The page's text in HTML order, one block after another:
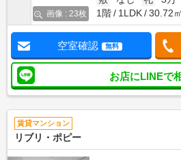
画像 : 23枚
1階
1LDK 30.72㎡
空室確認 無料
お店にLINEで
賃貸マンション
リブリ・ポピー